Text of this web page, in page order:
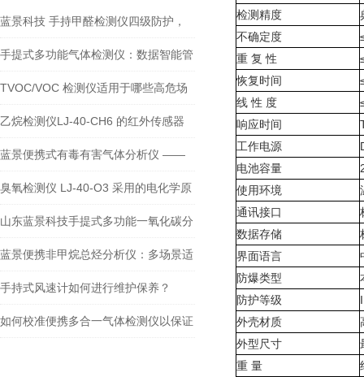
蓝景科技 手持甲醛检测仪四级防护，
防爆场景的 “安全尖兵”
手提式多功能气体检测仪：数据智能管
理，驱动检测数字化转型
TVOC/VOC 检测仪适用于哪些高危场
景？如何保障人员安全？
乙烷检测仪LJ-40-CH6 的红外传感器
有何技术优势？
蓝景便携式有毒有害气体分析仪 ——
精准与高效的完-美融合
臭氧检测仪 LJ-40-O3 采用的电化学原
理传感器是如何工作的？
山东蓝景科技手提式多功能一氧化碳分
析仪：石油化工领域的安全守护者
蓝景便携非甲烷总烃分析仪：多场景适
用，精准监测气体
手持式风速计如何进行维护保养？
如何校准便携多合一气体检测仪以保证
检测精度
不确定度
重 复 性
恢复时间
线 性 度
响应时间
工作电源
电池容量
使用环境
通讯接口
数据存储
界面语言
防爆类型
防护等级
外壳材质
外型尺寸
重 量